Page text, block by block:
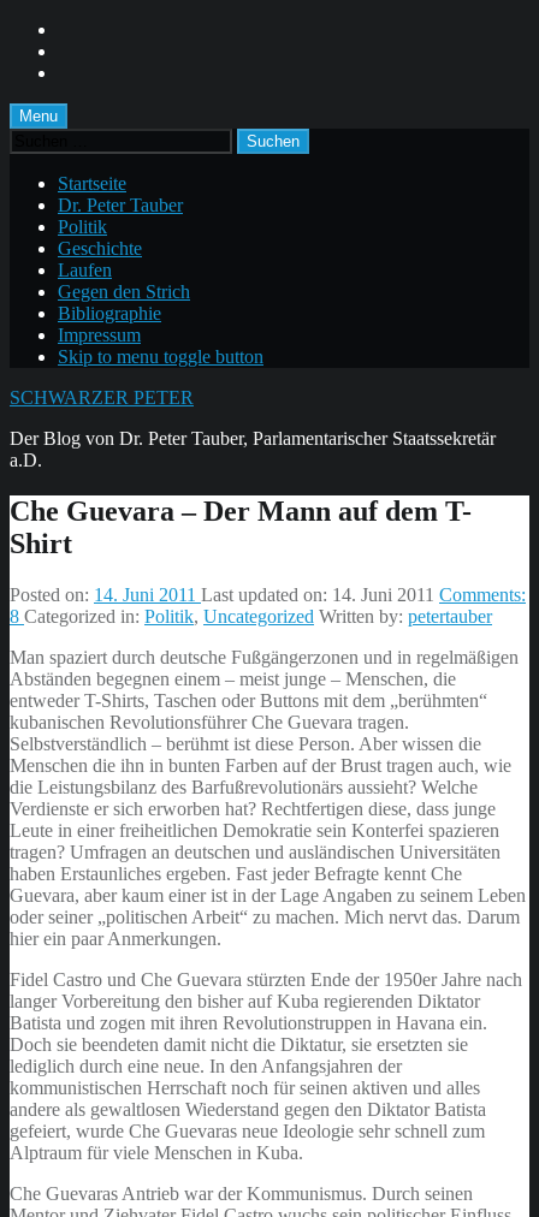
content
footer
Menu
Suchen
nach:
Startseite
Dr. Peter Tauber
Politik
Geschichte
Laufen
Gegen den Strich
Bibliographie
Impressum
Skip to menu toggle button
SCHWARZER PETER
Der Blog von Dr. Peter Tauber, Parlamentarischer Staatssekretär
a.D.
Che Guevara – Der Mann auf dem T-
Shirt
Posted on: 14. Juni 2011 Last updated on: 14. Juni 2011 Comments:
8 Categorized in: Politik, Uncategorized Written by: petertauber
Man spaziert durch deutsche Fußgängerzonen und in regelmäßigen
Abständen begegnen einem – meist junge – Menschen, die
entweder T-Shirts, Taschen oder Buttons mit dem „berühmten“
kubanischen Revolutionsführer Che Guevara tragen.
Selbstverständlich – berühmt ist diese Person. Aber wissen die
Menschen die ihn in bunten Farben auf der Brust tragen auch, wie
die Leistungsbilanz des Barfußrevolutionärs aussieht? Welche
Verdienste er sich erworben hat? Rechtfertigen diese, dass junge
Leute in einer freiheitlichen Demokratie sein Konterfei spazieren
tragen? Umfragen an deutschen und ausländischen Universitäten
haben Erstaunliches ergeben. Fast jeder Befragte kennt Che
Guevara, aber kaum einer ist in der Lage Angaben zu seinem Leben
oder seiner „politischen Arbeit“ zu machen. Mich nervt das. Darum
hier ein paar Anmerkungen.
Fidel Castro und Che Guevara stürzten Ende der 1950er Jahre nach
langer Vorbereitung den bisher auf Kuba regierenden Diktator
Batista und zogen mit ihren Revolutionstruppen in Havana ein.
Doch sie beendeten damit nicht die Diktatur, sie ersetzten sie
lediglich durch eine neue. In den Anfangsjahren der
kommunistischen Herrschaft noch für seinen aktiven und alles
andere als gewaltlosen Wiederstand gegen den Diktator Batista
gefeiert, wurde Che Guevaras neue Ideologie sehr schnell zum
Alptraum für viele Menschen in Kuba.
Che Guevaras Antrieb war der Kommunismus. Durch seinen